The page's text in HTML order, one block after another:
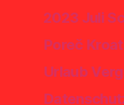
2023 Juli
Poreč
Urlaub